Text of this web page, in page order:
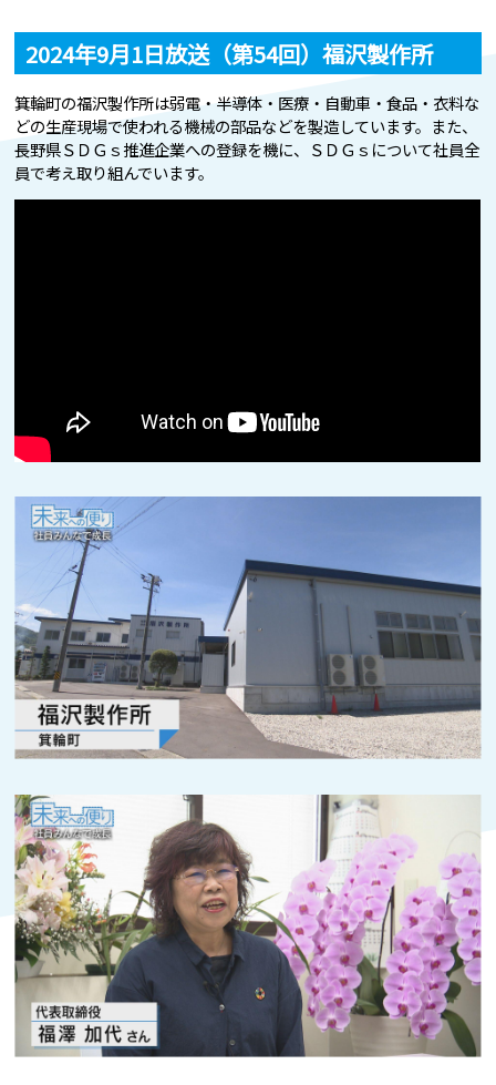
2024年9月1日放送（第54回）福沢製作所
箕輪町の福沢製作所は弱電・半導体・医療・自動車・食品・衣料な
どの生産現場で使われる機械の部品などを製造しています。また、
長野県ＳＤＧｓ推進企業への登録を機に、ＳＤＧｓについて社員全
員で考え取り組んでいます。